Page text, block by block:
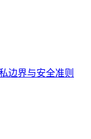
边界与安全准则